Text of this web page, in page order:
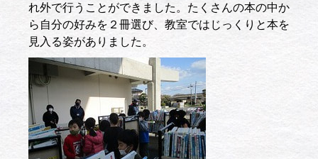
れ外で行うことができました。たくさんの本の中か
ら自分の好みを２冊選び、教室ではじっくりと本を
見入る姿がありました。